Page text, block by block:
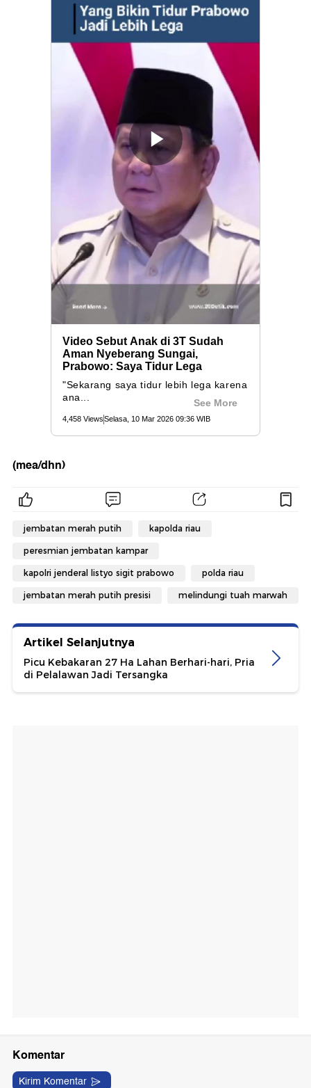
(mea/dhn)
jembatan merah putih kapolda riau
peresmian jembatan kampar
kapolri jenderal listyo sigit prabowo polda riau
jembatan merah putih presisi melindungi tuah marwah
Artikel Selanjutnya
Picu Kebakaran 27 Ha Lahan Berhari-hari, Pria
di Pelalawan Jadi Tersangka